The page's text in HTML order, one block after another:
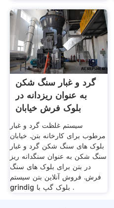
گرد و غبار سنگ شکن
به عنوان ریزدانه در
بلوک فرش خیابان
سیستم غلظت گرد و غبار
مرطوب برای کارخانه بتن. خیابان
بلوک های سنگ شکن گرد و غبار
سنگ شکن به عنوان سنگدانه ریز
در بتن برای بلوک های سنگ
فرش. فروش آنلاین بتن سیستم
grindig بلوک گپ با .